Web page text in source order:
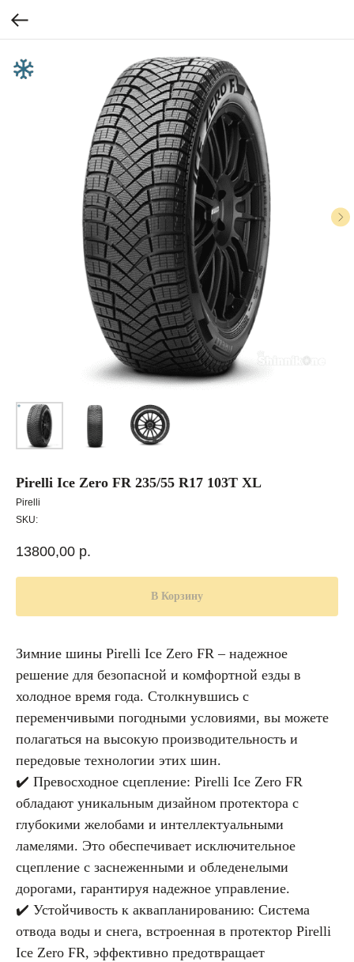
Pirelli Ice Zero FR 235/55 R17 103T XL
Pirelli
SKU:
13800,00 р.
В Корзину
Зимние шины Pirelli Ice Zero FR – надежное
решение для безопасной и комфортной езды в
холодное время года. Столкнувшись с
переменчивыми погодными условиями, вы можете
полагаться на высокую производительность и
передовые технологии этих шин.
✔️ Превосходное сцепление: Pirelli Ice Zero FR
обладают уникальным дизайном протектора с
глубокими желобами и интеллектуальными
ламелями. Это обеспечивает исключительное
сцепление с заснеженными и обледенелыми
дорогами, гарантируя надежное управление.
✔️ Устойчивость к аквапланированию: Система
отвода воды и снега, встроенная в протектор Pirelli
Ice Zero FR, эффективно предотвращает